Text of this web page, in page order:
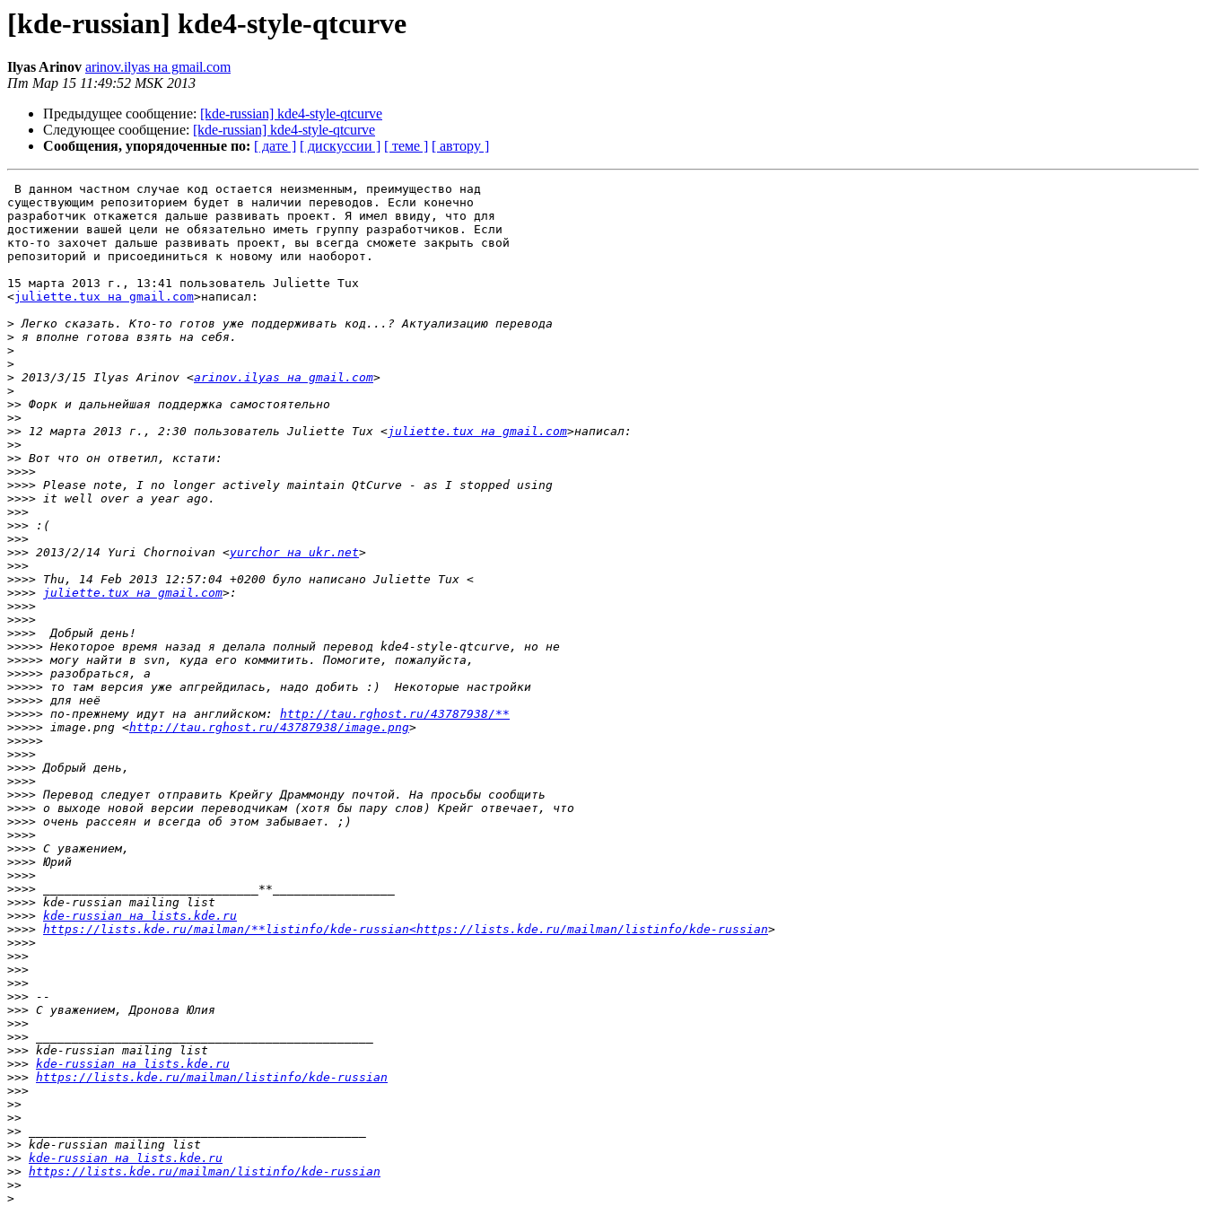
[kde-russian] kde4-style-qtcurve
Ilyas Arinov arinov.ilyas на gmail.com
Пт Мар 15 11:49:52 MSK 2013
Предыдущее сообщение: [kde-russian] kde4-style-qtcurve
Следующее сообщение: [kde-russian] kde4-style-qtcurve
Сообщения, упорядоченные по: [ дате ] [ дискуссии ] [ теме ] [ автору ]
В данном частном случае код остается неизменным, преимущество над
существующим репозиторием будет в наличии переводов. Если конечно
разработчик откажется дальше развивать проект. Я имел ввиду, что для
достижении вашей цели не обязательно иметь группу разработчиков. Если
кто-то захочет дальше развивать проект, вы всегда сможете закрыть свой
репозиторий и присоединиться к новому или наоборот.
15 марта 2013 г., 13:41 пользователь Juliette Tux
<juliette.tux на gmail.com>написал:
>
>
>
>
> 2013/3/15 Ilyas Arinov <arinov.ilyas на gmail.com
>
>>
>>
>> 12 марта 2013 г., 2:30 пользователь Juliette Tux <juliette.tux на gmail.com
>>
>>
>>>>
>>>>
>>>>
>>>
>>>
>>>
>>> 2013/2/14 Yuri Chornoivan <yurchor на ukr.net
>>>
>>>>
>>>>
juliette.tux на gmail.com
>>>>
>>>>
>>>>
>>>>>
>>>>>
>>>>>
>>>>>
>>>>>
>>>>> по-прежнему идут на английском: http://tau.rghost.ru/43787938/**
>>>>> image.png <http://tau.rghost.ru/43787938/image.png
>>>>>
>>>>
>>>>
>>>>
>>>>
>>>>
>>>>
>>>>
>>>>
>>>>
>>>>
>>>>
>>>>
>>>> kde-russian на lists.kde.ru
>>>> https://lists.kde.ru/mailman/**listinfo/kde-russian<https://lists.kde.ru/mailman/listinfo/kde-russian
>>>>
>>>
>>>
>>>
>>>
>>>
>>>
>>>
>>>
>>> kde-russian на lists.kde.ru
>>> https://lists.kde.ru/mailman/listinfo/kde-russian
>>>
>>
>>
>>
>>
>> kde-russian на lists.kde.ru
>> https://lists.kde.ru/mailman/listinfo/kde-russian
>>
>